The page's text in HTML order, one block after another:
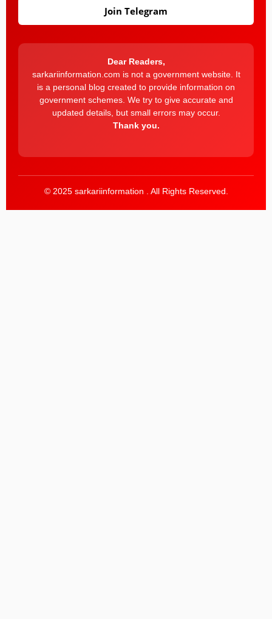
Join Telegram
Dear Readers,
sarkariinformation.com is not a government website. It
is a personal blog created to provide information on
government schemes. We try to give accurate and
updated details, but small errors may occur.
Thank you.
© 2025 sarkariinformation . All Rights Reserved.